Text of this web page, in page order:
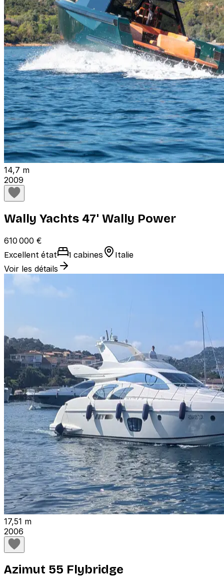
14,7 m
2009
Wally Yachts 47' Wally Power
610 000 €
Excellent état 1 cabines Italie
Voir les détails
17,51 m
2006
Azimut 55 Flybridge